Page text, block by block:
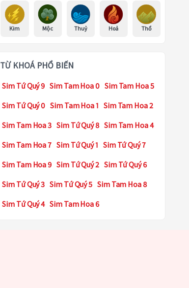
Kim Mộc Thuỷ Hoả Thổ
TỪ KHOÁ PHỔ BIẾN
Sim Tứ Quý 9 Sim Tam Hoa 0 Sim Tam Hoa 5
Sim Tứ Quý 0 Sim Tam Hoa 1 Sim Tam Hoa 2
Sim Tam Hoa 3 Sim Tứ Quý 8 Sim Tam Hoa 4
Sim Tam Hoa 7 Sim Tứ Quý 1 Sim Tứ Quý 7
Sim Tam Hoa 9 Sim Tứ Quý 2 Sim Tứ Quý 6
Sim Tứ Quý 3 Sim Tứ Quý 5 Sim Tam Hoa 8
Sim Tứ Quý 4 Sim Tam Hoa 6